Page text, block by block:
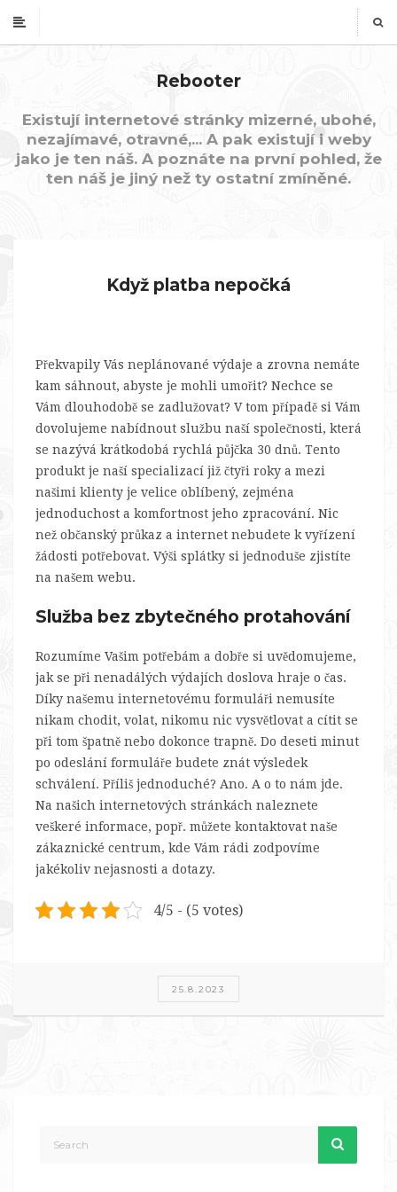
Rebooter
Existují internetové stránky mizerné, ubohé,
nezajímavé, otravné,... A pak existují i weby
jako je ten náš. A poznáte na první pohled, že
ten náš je jiný než ty ostatní zmíněné.
Když platba nepočká
Překvapily Vás neplánované výdaje a zrovna nemáte
kam sáhnout, abyste je mohli umořit? Nechce se
Vám dlouhodobě se zadlužovat? V tom případě si Vám
dovolujeme nabídnout službu naší společnosti, která
se nazývá krátkodobá rychlá půjčka 30 dnů. Tento
produkt je naší specializací již čtyři roky a mezi
našimi klienty je velice oblíbený, zejména
jednoduchost a komfortnost jeho zpracování. Nic
než občanský průkaz a internet nebudete k vyřízení
žádosti potřebovat. Výši splátky si jednoduše zjistíte
na našem webu.
Služba bez zbytečného protahování
Rozumíme Vašim potřebám a dobře si uvědomujeme,
jak se při nenadálých výdajích doslova hraje o čas.
Díky našemu internetovému formuláři nemusíte
nikam chodit, volat, nikomu nic vysvětlovat a cítit se
při tom špatně nebo dokonce trapně. Do deseti minut
po odeslání formuláře budete znát výsledek
schválení. Příliš jednoduché? Ano. A o to nám jde.
Na našich internetových stránkách naleznete
veškeré informace, popř. můžete kontaktovat naše
zákaznické centrum, kde Vám rádi zodpovíme
jakékoliv nejasnosti a dotazy.
4/5 - (5 votes)
25.8.2023